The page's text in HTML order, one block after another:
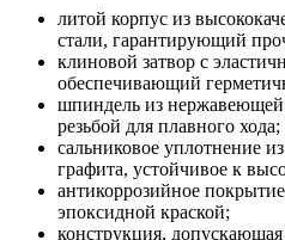
литой корпус из
стали, гарантирующий
клиновой затвор с
обеспечивающий
шпиндель из нержавеющей
резьбой для плавного хода;
сальниковое уплотнение
графита, устойчивое к
антикоррозийное
эпоксидной краской;
конструкция,